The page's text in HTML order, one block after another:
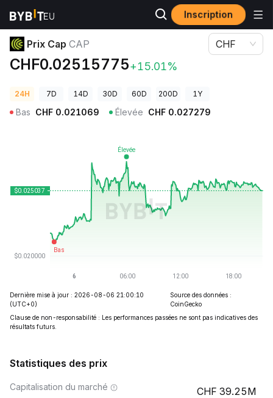
Inscription
Prix des cryptos
Prix Cap CAP
CHF0.02515775+15.01%
CHF
24H 7D 14D 30D 60D 200D 1Y
Bas CHF 0.021069 Élevée CHF 0.027279
Dernière mise à jour : 2026-08-06 21:00:10
(UTC+0)
Source des données :
CoinGecko
Clause de non-responsabilité : Les performances passées ne sont pas indicatives des
résultats futurs.
Statistiques des prix
Capitalisation du marché 39.25M